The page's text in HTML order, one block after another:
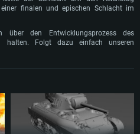
finalen und epischen Schlacht im
den Entwicklungsprozess des
halten. Folgt dazu einfach unseren